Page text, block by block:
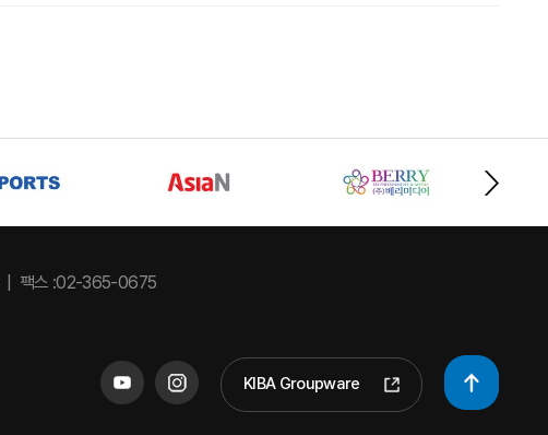
팩스 :02-365-0675
KIBA Groupware